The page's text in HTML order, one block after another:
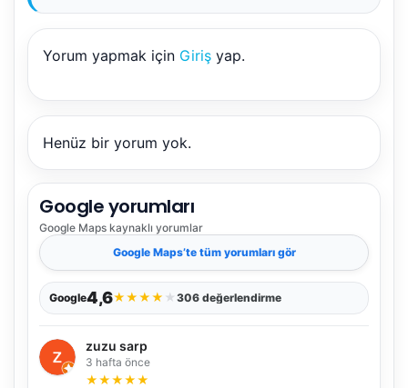
Yorum yapmak için Giriş yap.
Henüz bir yorum yok.
Google yorumları
Google Maps kaynaklı yorumlar
Google Maps’te tüm yorumları gör
Google4,6★★★★ ★ 306 değerlendirme
zuzu sarp
3 hafta önce
★★★★★